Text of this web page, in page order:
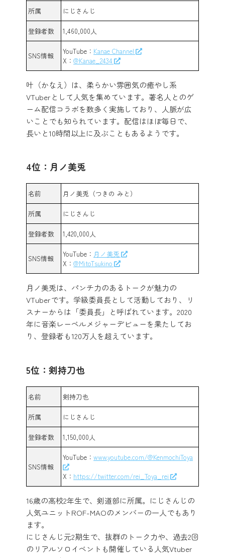
所属 にじさんじ
登録者数 1,460,000人
SNS情報 YouTube： Kanae Channel
X：@Kanae_2434
叶（かなえ）は、柔らかい雰囲気の癒やし系
VTuberとして人気を集めています。著名人とのゲ
ーム配信コラボを数多く実施しており、人脈が広
いことでも知られています。配信はほぼ毎日で、
長いと10時間以上に及ぶこともあるようです。
4位：月ノ美兎
名前 月ノ美兎（つきの みと）
所属 にじさんじ
登録者数 1,420,000人
SNS情報 YouTube： 月ノ美兎
X：@MitoTsukino
月ノ美兎は、パンチ力のあるトークが魅力の
VTuberです。学級委員長として活動しており、リ
スナーからは「委員長」と呼ばれています。2020
年に音楽レーベルメジャーデビューを果たしてお
り、登録者も120万人を超えています。
5位：剣持刀也
名前 剣持刀也
所属 にじさんじ
登録者数 1,150,000人
SNS情報
YouTube：www.youtube.com/@KenmochiToya
X： https://twitter.com/rei_Toya_rei
16歳の高校2年生で、剣道部に所属。にじさんじの
人気ユニットROF-MAOのメンバーの一人でもあり
ます。
にじさんじ元2期生で、抜群のトーク力や、過去2回
のリアルソロイベントも開催している人気Vtuber